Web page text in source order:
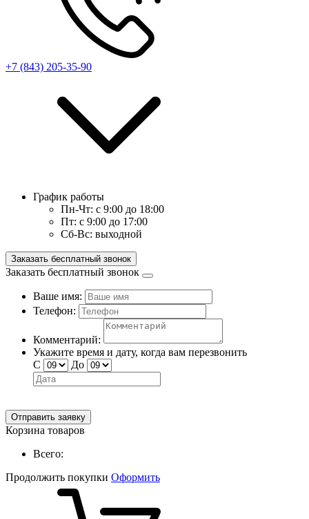
+7 (843) 205-35-90
График работы
Пн-Чт: с 9:00 до 18:00
Пт: с 9:00 до 17:00
Сб-Вс: выходной
Заказать бесплатный звонок
Заказать бесплатный звонок
Ваше имя:
Телефон:
Комментарий:
Укажите время и дату, когда вам перезвонить
С
До
Отправить заявку
Корзина товаров
Всего:
Продолжить покупки Оформить